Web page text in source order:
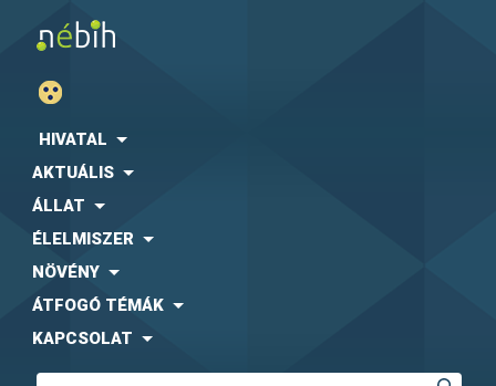
HIVATAL
AKTUÁLIS
ÁLLAT
ÉLELMISZER
NÖVÉNY
ÁTFOGÓ TÉMÁK
KAPCSOLAT